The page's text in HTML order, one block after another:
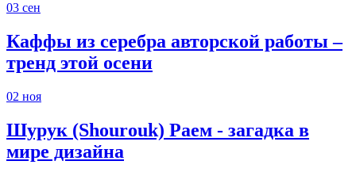
03 сен
Каффы из серебра авторской работы –
тренд этой осени
02 ноя
Шурук (Shourouk) Раем - загадка в
мире дизайна